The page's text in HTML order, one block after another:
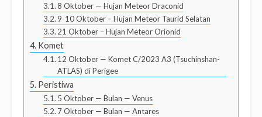
8 Oktober — Hujan Meteor Draconid
9-10 Oktober – Hujan Meteor Taurid Selatan
21 Oktober – Hujan Meteor Orionid
Komet
12 Oktober — Komet C/2023 A3 (Tsuchinshan-
ATLAS) di Perigee
Peristiwa
5 Oktober — Bulan — Venus
7 Oktober — Bulan — Antares